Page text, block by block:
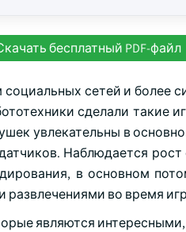
бесплатный PDF-файл
сетей и более
сделали такие
увлекательны в
Наблюдается рост
в основном
развлечениями во время
являются интересными,